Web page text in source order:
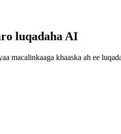
luqadaha AI
macalinkaaga khaaska ah ee